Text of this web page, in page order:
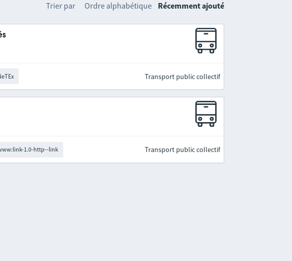
Trier par Ordre alphabétique Récemment ajouté
Transport public collectif
1.0-http--link Transport public collectif